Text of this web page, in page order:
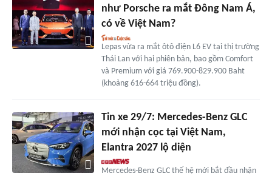
như Porsche ra mắt Đông Nam Á,
có về Việt Nam?
Lepas vừa ra mắt ôtô điện L6 EV tại thị trường
Thái Lan với hai phiên bản, bao gồm Comfort
và Premium với giá 769.900-829.900 Baht
(khoảng 616-664 triệu đồng).
Tin xe 29/7: Mercedes-Benz GLC
mới nhận cọc tại Việt Nam,
Elantra 2027 lộ diện
Mercedes-Benz GLC thế hệ mới bắt đầu nhận